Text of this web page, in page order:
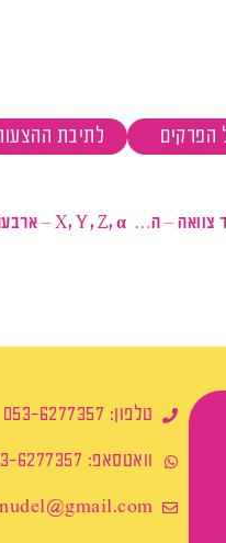
הפרקים לתיבת
מהסכם ממון ועד צוואה – המסמכים שכל אישה חייבת להכיר
טלפון: 053-6277357
וואטסאפ: 053-6277357